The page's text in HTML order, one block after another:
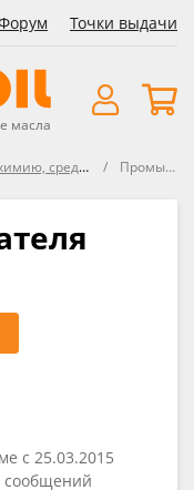
Точки выдачи
масла
в ОЕМ-OIL и не только Промывка двигателя
с 25.03.2015
сообщений